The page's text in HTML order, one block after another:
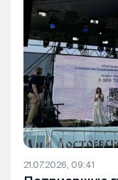
21.07.2026, 09:41